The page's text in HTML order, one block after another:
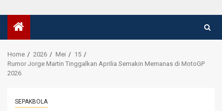
Home 2026 Mei
15
Rumor Jorge Martin Tinggalkan Aprilia Semakin Memanas di MotoGP
2026
SEPAKBOLA